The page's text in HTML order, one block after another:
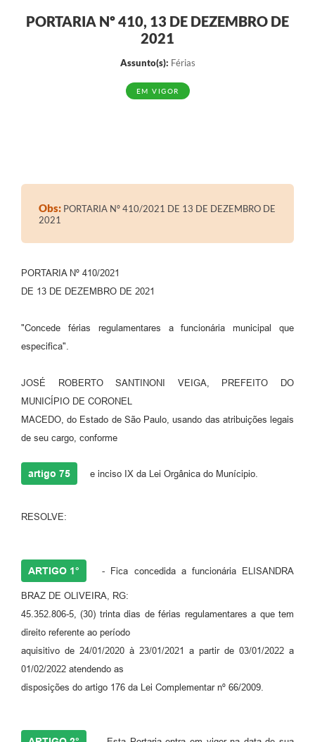
PORTARIA Nº 410, 13 DE DEZEMBRO DE
2021
Assunto(s): Férias
EM VIGOR
Obs: PORTARIA Nº 410/2021 DE 13 DE DEZEMBRO DE
2021
PORTARIA Nº 410/2021
DE 13 DE DEZEMBRO DE 2021
"Concede férias regulamentares a funcionária municipal que
especifica".
JOSÉ ROBERTO SANTINONI VEIGA, PREFEITO DO
MUNICÍPIO DE CORONEL
MACEDO, do Estado de São Paulo, usando das atribuições legais
de seu cargo, conforme
artigo 75 e inciso IX da Lei Orgânica do Munícipio.
RESOLVE:
ARTIGO 1° - Fica concedida a funcionária ELISANDRA
BRAZ DE OLIVEIRA, RG:
45.352.806-5, (30) trinta dias de férias regulamentares a que tem
direito referente ao período
aquisitivo de 24/01/2020 à 23/01/2021 a partir de 03/01/2022 a
01/02/2022 atendendo as
disposições do artigo 176 da Lei Complementar nº 66/2009.